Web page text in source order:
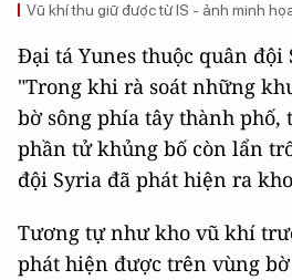
Vũ khí thu giữ được từ IS - ảnh minh
Đại tá Yunes thuộc quân đội
"Trong khi rà soát những
bờ sông phía tây thành
phần tử khủng bố còn lẩn
đội Syria đã phát hiện ra
Tương tự như kho vũ khí
phát hiện được trên vùng